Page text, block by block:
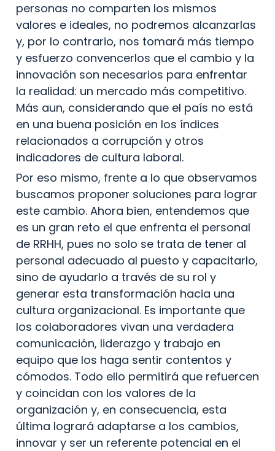
personas no comparten los mismos
valores e ideales, no podremos alcanzarlas
y, por lo contrario, nos tomará más tiempo
y esfuerzo convencerlos que el cambio y la
innovación son necesarios para enfrentar
la realidad: un mercado más competitivo.
Más aun, considerando que el país no está
en una buena posición en los índices
relacionados a corrupción y otros
indicadores de cultura laboral.
Por eso mismo, frente a lo que observamos
buscamos proponer soluciones para lograr
este cambio. Ahora bien, entendemos que
es un gran reto el que enfrenta el personal
de RRHH, pues no solo se trata de tener al
personal adecuado al puesto y capacitarlo,
sino de ayudarlo a través de su rol y
generar esta transformación hacia una
cultura organizacional. Es importante que
los colaboradores vivan una verdadera
comunicación, liderazgo y trabajo en
equipo que los haga sentir contentos y
cómodos. Todo ello permitirá que refuercen
y coincidan con los valores de la
organización y, en consecuencia, esta
última logrará adaptarse a los cambios,
innovar y ser un referente potencial en el